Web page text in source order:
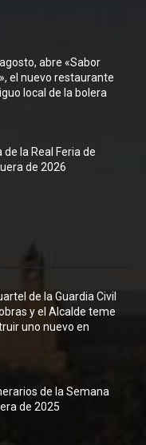
abre «Sabor
el nuevo restaurante
local de la bolera
la Real Feria de
de 2026
de la Guardia Civil
y el Alcalde teme
uno nuevo en
de la Semana
de 2025